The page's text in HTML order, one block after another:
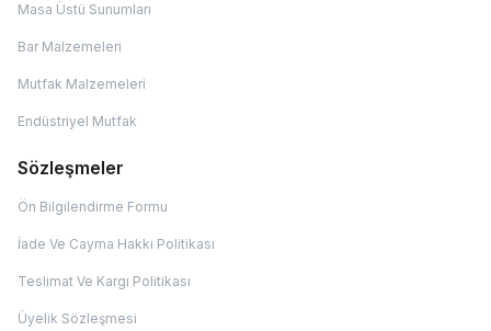
Masa Üstü Sunumları
Bar Malzemeleri
Mutfak Malzemeleri
Endüstriyel Mutfak
Sözleşmeler
Ön Bilgilendirme Formu
İade Ve Cayma Hakkı Politikası
Teslimat Ve Kargı Politikası
Üyelik Sözleşmesi